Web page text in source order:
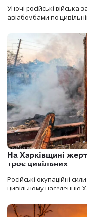
Уночі російські
авіабомбами по
На Харківщині
троє цивільних
Російські окупаційні
цивільному населенню